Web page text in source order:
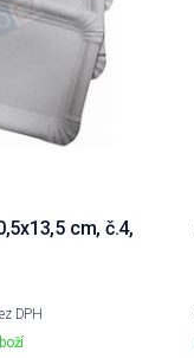
cm, č.4,
DPH